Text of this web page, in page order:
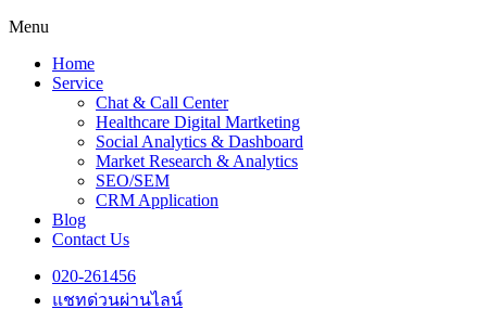
Menu
Home
Service
Chat & Call Center
Healthcare Digital Martketing
Social Analytics & Dashboard
Market Research & Analytics
SEO/SEM
CRM Application
Blog
Contact Us
020-261456
แชทด่วนผ่านไลน์